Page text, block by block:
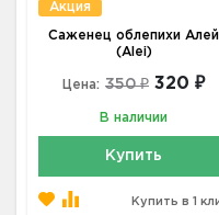
Акция
Саженец облепихи Алей
(Alei)
Цена: 350 ₽ 320 ₽
В наличии
Купить
Купить в 1